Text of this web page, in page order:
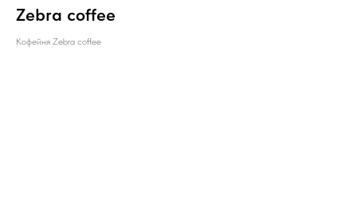
Zebra coffee
Кофейня Zebra coffee